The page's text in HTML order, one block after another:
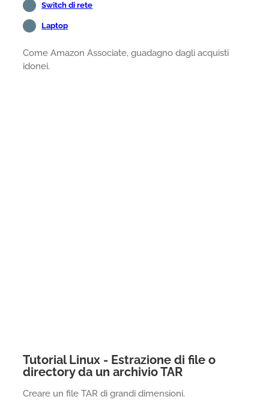
Switch di rete
Laptop
Come Amazon Associate, guadagno dagli acquisti
idonei.
Tutorial Linux - Estrazione di file o
directory da un archivio TAR
Creare un file TAR di grandi dimensioni.